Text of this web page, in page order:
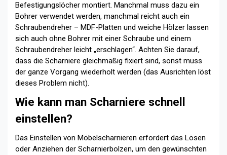
Befestigungslöcher montiert. Manchmal muss dazu ein
Bohrer verwendet werden, manchmal reicht auch ein
Schraubendreher – MDF-Platten und weiche Hölzer lassen
sich auch ohne Bohrer mit einer Schraube und einem
Schraubendreher leicht „erschlagen“. Achten Sie darauf,
dass die Scharniere gleichmäßig fixiert sind, sonst muss
der ganze Vorgang wiederholt werden (das Ausrichten löst
dieses Problem nicht).
Wie kann man Scharniere schnell
einstellen?
Das Einstellen von Möbelscharnieren erfordert das Lösen
oder Anziehen der Scharnierbolzen, um den gewünschten